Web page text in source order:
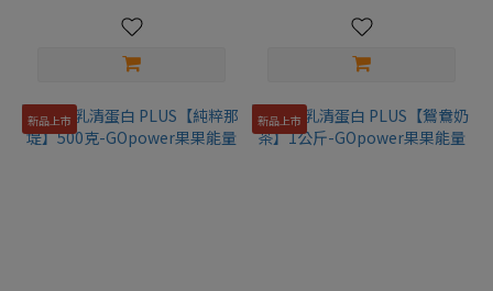
新品上市 新品上市